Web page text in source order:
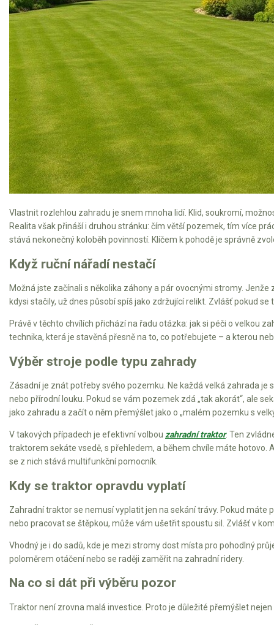
Mulčovače
Křovinořezy a vyžínače
Benzínové křovinořezy a vyžínače
Aku křovinořezy a vyžínače
Motorové pily
Benzínové pily
Aku pily
Jednoruční pily
Vyvětvovací pily
AKU zahradní technika
Aku křovinořezy a vyžínače
Aku pily
Aku sekačky
Aku STIHL
Aku AL-KO
Štípačka na dřevo
VARI
VARI multifunkční nosiče
Sněhové frézy
Vertikutátory
Kultivátory
Nůžky na živý plot
Vlastnit rozlehlou zahradu je snem mnoha lidí. Klid, soukromí,
Realita však přináší i druhou stránku: čím větší pozemek, tím více
stává nekonečný koloběh povinností. Klíčem k pohodě je správně
Když ruční nářadí nestačí
Možná jste začínali s několika záhony a pár ovocnými stromy.
kdysi stačily, už dnes působí spíš jako zdržující relikt. Zvlášť pokud
Právě v těchto chvílích přichází na řadu otázka: jak si péči o velkou
technika, která je stavěná přesně na to, co potřebujete – a kterou
Výběr stroje podle typu zahrady
Zásadní je znát potřeby svého pozemku. Ne každá velká zahrada
nebo přírodní louku. Pokud se vám pozemek zdá „tak akorát“, ale
jako zahradu a začít o něm přemýšlet jako o „malém pozemku s
V takových případech je efektivní volbou zahradní traktor. Ten
traktorem sekáte vsedě, s přehledem, a během chvíle máte
se z nich stává multifunkční pomocník.
Kdy se traktor opravdu vyplatí
Zahradní traktor se nemusí vyplatit jen na sekání trávy. Pokud
nebo pracovat se štěpkou, může vám ušetřit spoustu sil. Zvlášť v
Vhodný je i do sadů, kde je mezi stromy dost místa pro pohodlný
poloměrem otáčení nebo se raději zaměřit na zahradní ridery.
Na co si dát při výběru pozor
Traktor není zrovna malá investice. Proto je důležité přemýšlet